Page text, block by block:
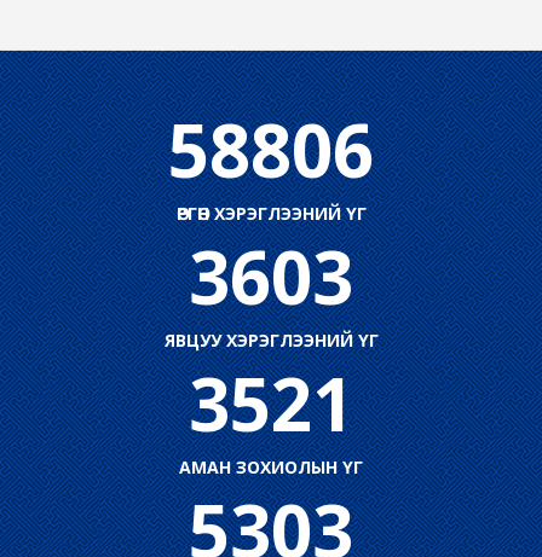
58806
ӨРГӨН ХЭРЭГЛЭЭНИЙ ҮГ
3603
ЯВЦУУ ХЭРЭГЛЭЭНИЙ ҮГ
3521
АМАН ЗОХИОЛЫН ҮГ
5303